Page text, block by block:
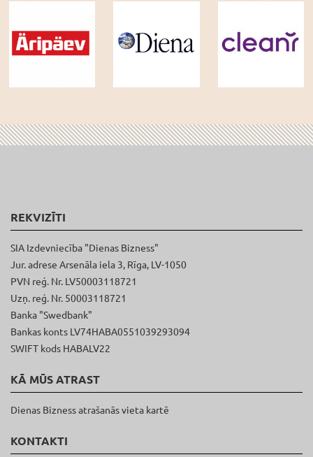
REKVIZĪTI
SIA Izdevniecība "Dienas Bizness"
Jur. adrese Arsenāla iela 3, Rīga, LV-1050
PVN reģ. Nr. LV50003118721
Uzņ. reģ. Nr. 50003118721
Banka "Swedbank"
Bankas konts LV74HABA0551039293094
SWIFT kods HABALV22
KĀ MŪS ATRAST
Dienas Bizness atrašanās vieta kartē
KONTAKTI